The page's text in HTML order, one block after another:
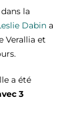
la
Dabin a
Verallia et
a été
3